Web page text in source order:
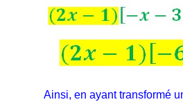
Ainsi, en ayant transformé